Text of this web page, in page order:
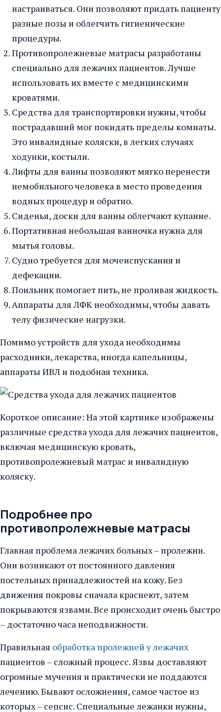
настраиваться. Они позволяют придать пациенту
разные позы и облегчить гигиенические
процедуры.
Противопролежневые матрасы разработаны
специально для лежачих пациентов. Лучше
использовать их вместе с медицинскими
кроватями.
Средства для транспортировки нужны, чтобы
пострадавший мог покидать пределы комнаты.
Это инвалидные коляски, в легких случаях
ходунки, костыли.
Лифты для ванны позволяют мягко перенести
немобильного человека в место проведения
водных процедур и обратно.
Сиденья, доски для ванны облегчают купание.
Портативная небольшая ванночка нужна для
мытья головы.
Судно требуется для мочеиспускания и
дефекации.
Поильник помогает пить, не проливая жидкость.
Аппараты для ЛФК необходимы, чтобы давать
телу физические нагрузки.
Помимо устройств для ухода необходимы
расходники, лекарства, иногда капельницы,
аппараты ИВЛ и подобная техника.
Короткое описание: На этой картинке изображены
различные средства ухода для лежачих пациентов,
включая медицинскую кровать,
противопролежневый матрас и инвалидную
коляску.
Подробнее про
противопролежневые матрасы
Главная проблема лежачих больных – пролежни.
Они возникают от постоянного давления
постельных принадлежностей на кожу. Без
движения покровы сначала краснеют, затем
покрываются язвами. Все происходит очень быстро
– достаточно часа неподвижности.
Правильная обработка пролежней у лежачих
пациентов – сложный процесс. Язвы доставляют
огромные мучения и практически не поддаются
лечению. Бывают осложнения, самое частое из
которых – сепсис. Специальные лежанки нужны,